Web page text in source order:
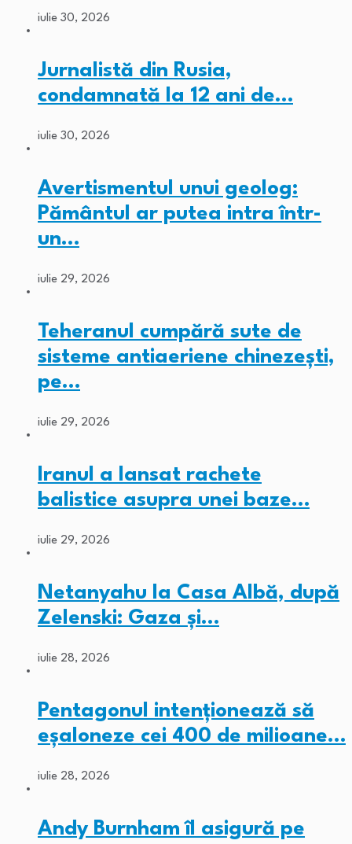
iulie 30, 2026
Jurnalistă din Rusia,
condamnată la 12 ani de…
iulie 30, 2026
Avertismentul unui geolog:
Pământul ar putea intra într-
un…
iulie 29, 2026
Teheranul cumpără sute de
sisteme antiaeriene chinezești,
pe…
iulie 29, 2026
Iranul a lansat rachete
balistice asupra unei baze…
iulie 29, 2026
Netanyahu la Casa Albă, după
Zelenski: Gaza și…
iulie 28, 2026
Pentagonul intenționează să
eșaloneze cei 400 de milioane…
iulie 28, 2026
Andy Burnham îl asigură pe